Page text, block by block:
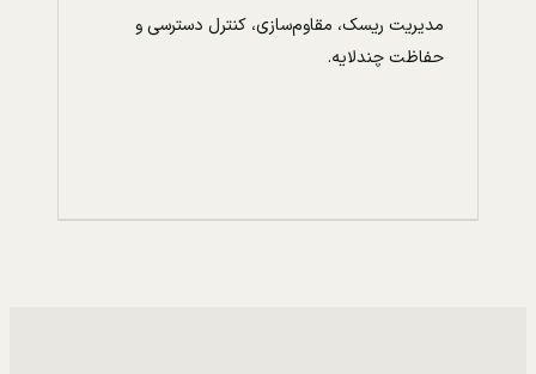
مدیریت ریسک، مقاوم‌سازی، کنترل دسترسی و
حفاظت چندلایه.